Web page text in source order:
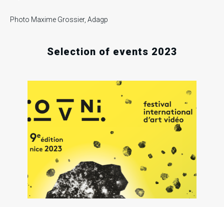
Photo Maxime Grossier, Adagp
Selection of events 2023
2023
...